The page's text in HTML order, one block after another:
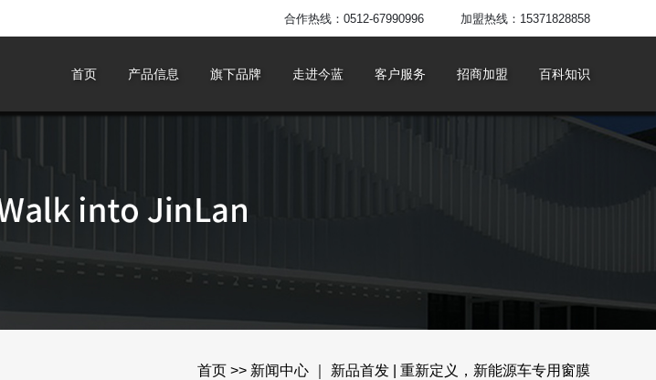
合作热线：0512-67990996 加盟热线：15371828858
首页 产品信息 旗下品牌 走进今蓝 客户服务 招商加盟 百科知识
首页 >> 新闻中心 ｜ 新品首发 | 重新定义，新能源车专用窗膜